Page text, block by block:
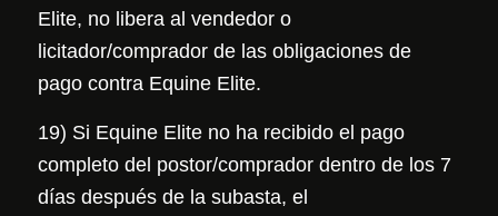
Elite, no libera al vendedor o
licitador/comprador de las obligaciones de
pago contra Equine Elite.
19) Si Equine Elite no ha recibido el pago
completo del postor/comprador dentro de los 7
días después de la subasta, el